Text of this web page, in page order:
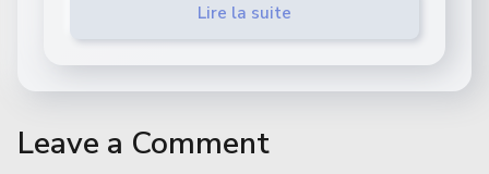
Lire la suite
Leave a Comment